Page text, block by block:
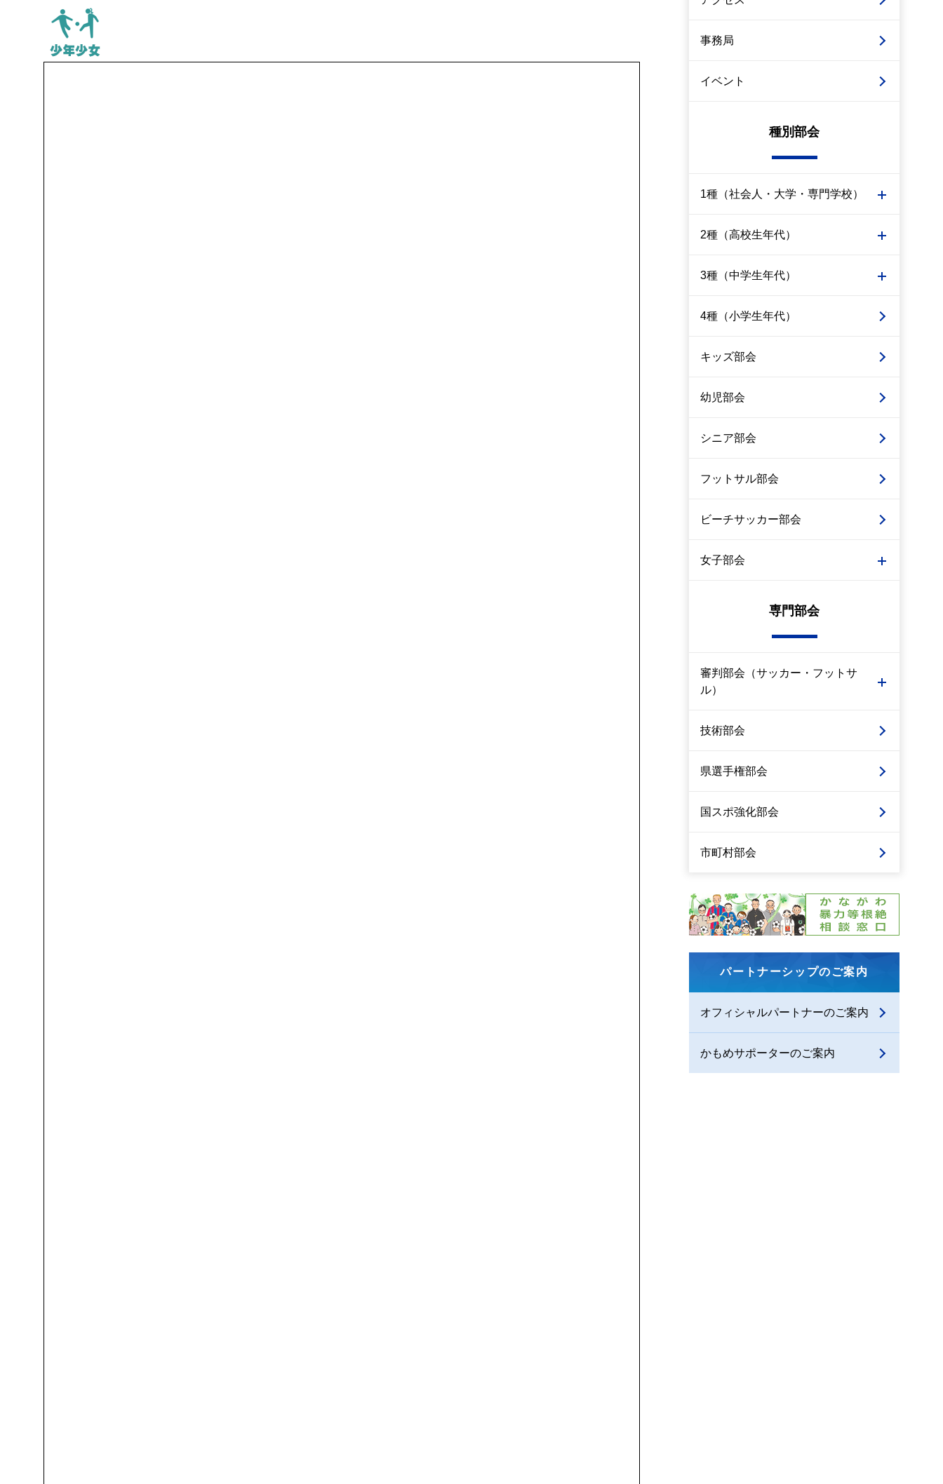
事務局
イベント
種別部会
1種（社会人・大学・専門学校）
2種（高校生年代）
3種（中学生年代）
4種（小学生年代）
キッズ部会
幼児部会
シニア部会
フットサル部会
ビーチサッカー部会
女子部会
専門部会
審判部会（サッカー・フットサ
ル）
技術部会
県選手権部会
国スポ強化部会
市町村部会
パートナーシップのご案内
オフィシャルパートナーのご案内
かもめサポーターのご案内